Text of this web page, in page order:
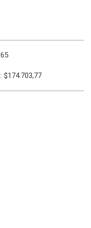
: $174.703,77